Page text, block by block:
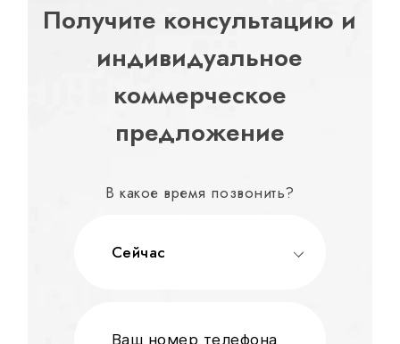
Получите консультацию и
индивидуальное
коммерческое
предложение
В какое время позвонить?
Сейчас